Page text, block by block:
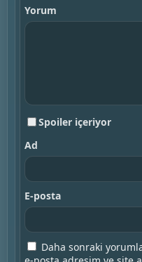
Yorum
Spoiler içeriyor
Ad
E-posta
Daha sonraki